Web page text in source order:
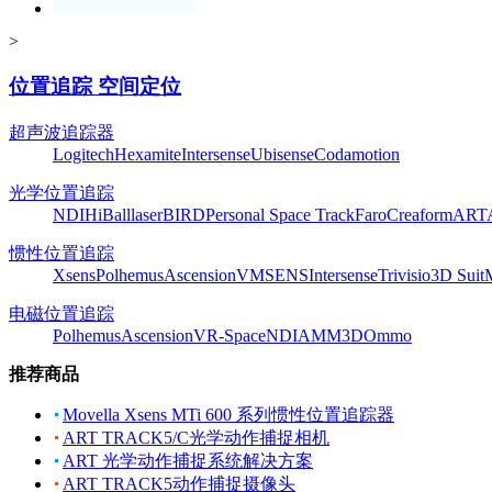
>
位置追踪 空间定位
超声波追踪器
LogitechHexamiteIntersenseUbisenseCodamotion
光学位置追踪
NDIHiBalllaserBIRDPersonal Space TrackFaroCreaformART
惯性位置追踪
XsensPolhemusAscensionVMSENSIntersenseTrivisio3D Suit
电磁位置追踪
PolhemusAscensionVR-SpaceNDIAMM3DOmmo
推荐商品
Movella Xsens MTi 600 系列惯性位置追踪器
ART TRACK5/C光学动作捕捉相机
ART 光学动作捕捉系统解决方案
ART TRACK5动作捕捉摄像头